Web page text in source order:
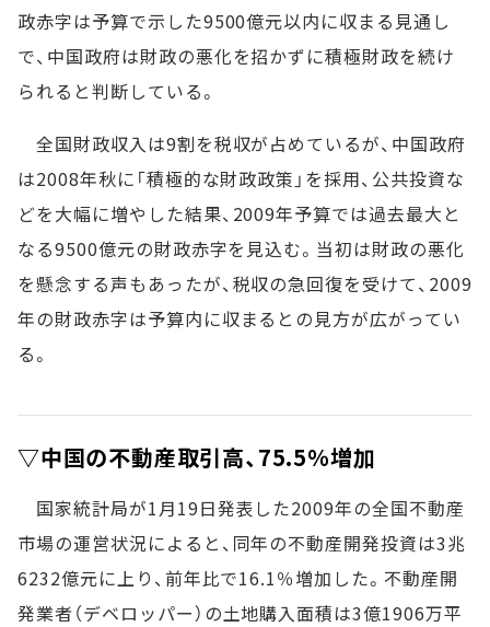
政赤字は予算で示した9500億元以内に収まる見通し
で、中国政府は財政の悪化を招かずに積極財政を続け
られると判断している。
全国財政収入は9割を税収が占めているが、中国政府
は2008年秋に「積極的な財政政策」を採用、公共投資な
どを大幅に増やした結果、2009年予算では過去最大と
なる9500億元の財政赤字を見込む。当初は財政の悪化
を懸念する声もあったが、税収の急回復を受けて、2009
年の財政赤字は予算内に収まるとの見方が広がってい
る。
▽中国の不動産取引高、75.5％増加
国家統計局が1月19日発表した2009年の全国不動産
市場の運営状況によると、同年の不動産開発投資は3兆
6232億元に上り、前年比で16.1％増加した。不動産開
発業者（デベロッパー）の土地購入面積は3億1906万平